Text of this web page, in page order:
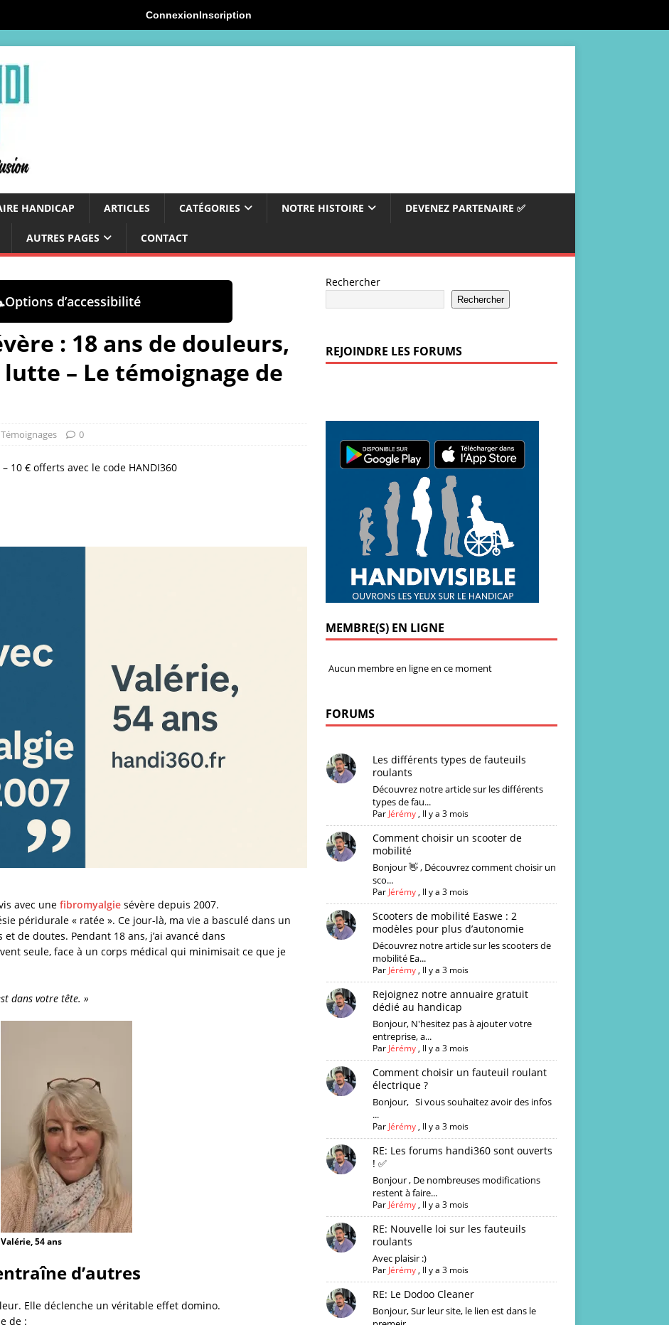
ConnexionInscription
HANDICAP ARTICLES CATÉGORIES NOTRE HISTOIRE DEVENEZ PARTENAIRE ✅
AUTRES PAGES CONTACT
Options d’accessibilité
: 18 ans de douleurs,
– Le témoignage de
Témoignages 0
10 € offerts avec le code HANDI360
avec une fibromyalgie sévère depuis 2007.
péridurale « ratée ». Ce jour-là, ma vie a basculé dans un
de doutes. Pendant 18 ans, j’ai avancé dans
seule, face à un corps médical qui minimisait ce que je
dans votre tête. »
Valérie, 54 ans
d’autres
Elle déclenche un véritable effet domino.
de :
Rechercher
Rechercher
REJOINDRE LES FORUMS
MEMBRE(S) EN LIGNE
Aucun membre en ligne en ce moment
FORUMS
Les différents types de fauteuils
roulants
Découvrez notre article sur les différents
types de fau...
Par Jérémy, Il y a 3 mois
Comment choisir un scooter de
mobilité
Bonjour 👋 , Découvrez comment choisir un
sco...
Par Jérémy, Il y a 3 mois
Scooters de mobilité Easwe : 2
modèles pour plus d’autonomie
Découvrez notre article sur les scooters de
mobilité Ea...
Par Jérémy, Il y a 3 mois
Rejoignez notre annuaire gratuit
dédié au handicap
Bonjour, N'hesitez pas à ajouter votre
entreprise, a...
Par Jérémy, Il y a 3 mois
Comment choisir un fauteuil roulant
électrique ?
Bonjour, Si vous souhaitez avoir des infos
...
Par Jérémy, Il y a 3 mois
RE: Les forums handi360 sont ouverts
! ✅
Bonjour , De nombreuses modifications
restent à faire...
Par Jérémy, Il y a 3 mois
RE: Nouvelle loi sur les fauteuils
roulants
Avec plaisir :)
Par Jérémy, Il y a 3 mois
RE: Le Dodoo Cleaner
Bonjour, Sur leur site, le lien est dans le